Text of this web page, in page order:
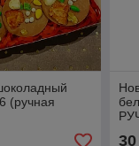
(ручная
30